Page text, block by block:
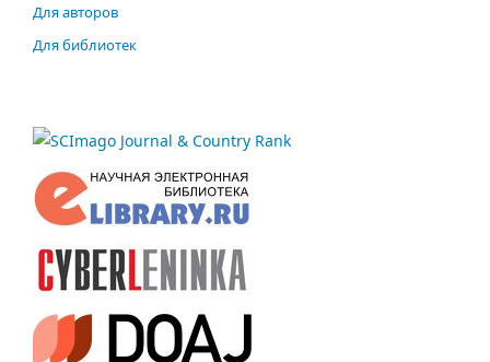
Для авторов
Для библиотек